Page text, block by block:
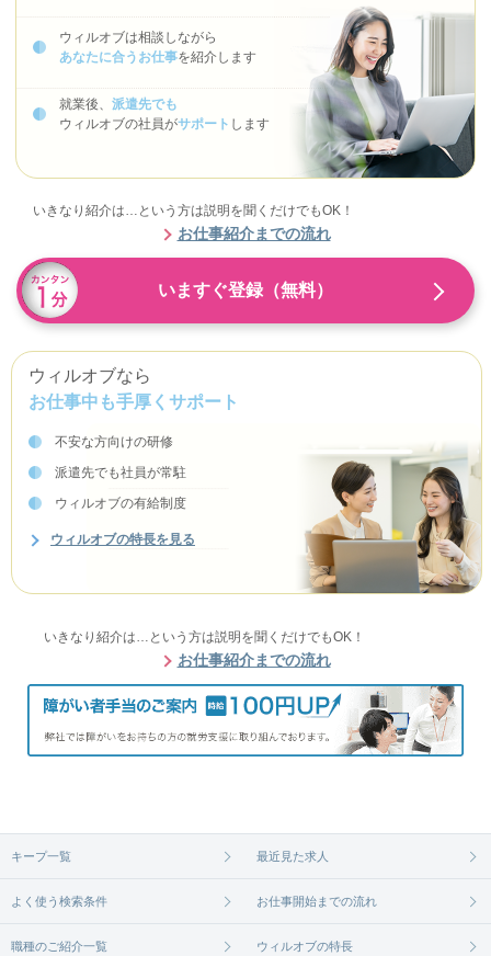
ウィルオブは相談しながら
あなたに合うお仕事を紹介します
就業後、 派遣先でも
ウィルオブの社員がサポート します
いきなり紹介は…という方は説明を聞くだけでもOK！
お仕事紹介までの流れ
いますぐ登録（無料）
ウィルオブなら
お仕事中も手厚くサポート
不安な方向けの研修
派遣先でも社員が常駐
ウィルオブの有給制度
ウィルオブの特長を見る
いきなり紹介は…という方は説明を聞くだけでもOK！
お仕事紹介までの流れ
キープ一覧 最近見た求人
よく使う検索条件 お仕事開始までの流れ
職種のご紹介一覧 ウィルオブの特長